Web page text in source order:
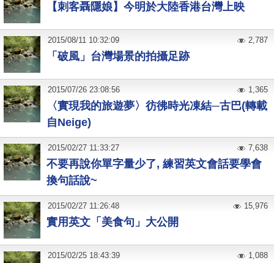
【刺客聶隱娘】今明於大陸香港台灣上映
「破風」台灣場景的拍攝足跡
2015/08/11 10:32:09 2,787
〈實現我的旅遊夢〉彷彿時光凍結─古巴(轉載
自Neige)
2015/07/26 23:08:56 1,365
不要再說你單字量少了, 練習英文會話要學會
換句話說~
2015/02/27 11:33:27 7,638
實用英文「美食句」大公開
2015/02/27 11:26:48 15,976
2015/02/25 18:43:39 1,088